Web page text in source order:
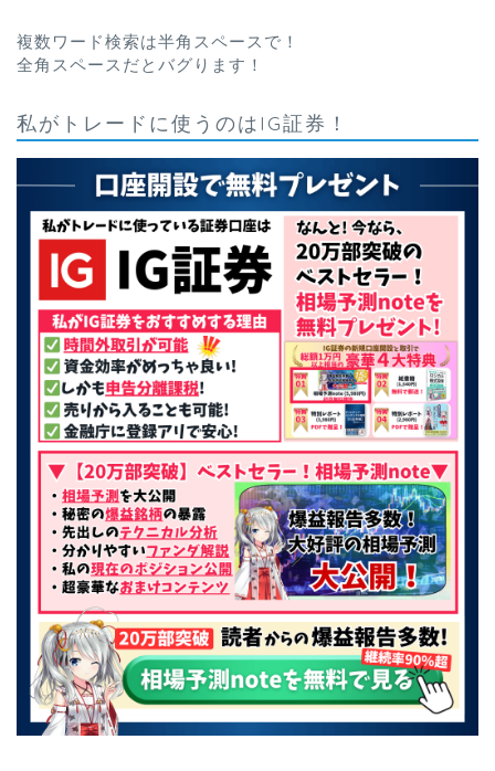
複数ワード検索は半角スペースで！
全角スペースだとバグります！
私がトレードに使うのはIG証券！